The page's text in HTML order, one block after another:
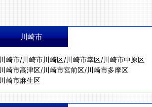
川崎市
川崎市/川崎市川崎区/川崎市幸区/川崎市中原区
川崎市高津区/川崎市宮前区/川崎市多摩区
川崎市麻生区